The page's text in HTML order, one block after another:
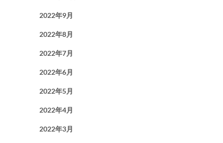
2022年9月
2022年8月
2022年7月
2022年6月
2022年5月
2022年4月
2022年3月